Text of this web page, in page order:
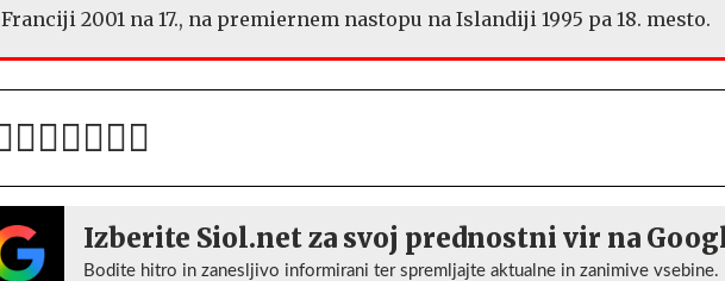
Franciji 2001 na 17., na premiernem nastopu na Islandiji 1995 pa 18. mesto.
Izberite Siol.net za svoj prednostni vir na
Bodite hitro in zanesljivo informirani ter spremljajte aktualne in zanimive vsebine.